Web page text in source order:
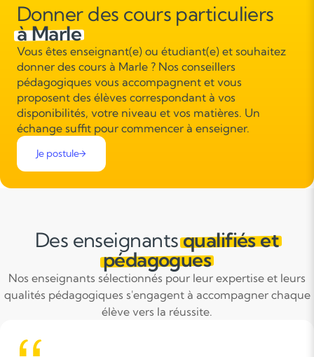
Donner des cours particuliers
à Marle
Vous êtes enseignant(e) ou étudiant(e) et souhaitez
donner des cours à Marle ? Nos conseillers
pédagogiques vous accompagnent et vous
proposent des élèves correspondant à vos
disponibilités, votre niveau et vos matières. Un
échange suffit pour commencer à enseigner.
Je postule
Des enseignantsqualifiés et
pédagogues
Nos enseignants sélectionnés pour leur expertise et leurs
qualités pédagogiques s'engagent à accompagner chaque
élève vers la réussite.